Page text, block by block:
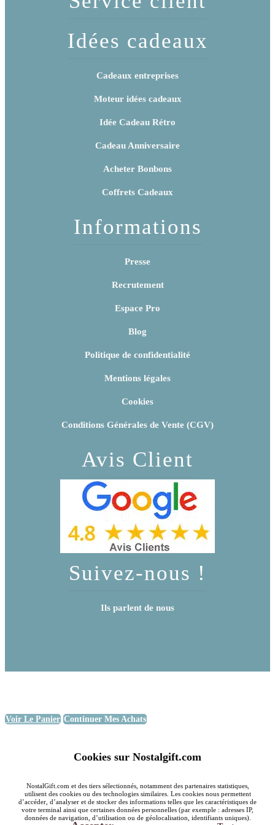
Idées cadeaux
Cadeaux entreprises
Moteur idées cadeaux
Idée Cadeau Rétro
Cadeau Anniversaire
Acheter Bonbons
Coffrets Cadeaux
Informations
Presse
Recrutement
Espace Pro
Blog
Politique de confidentialité
Mentions légales
Cookies
Conditions Générales de Vente (CGV)
Avis Client
Suivez-nous !
Ils parlent de nous
Voir Le Panier Continuer Mes Achats
Cookies sur Nostalgift.com
NostalGift.com et des tiers sélectionnés, notamment des partenaires statistiques,
utilisent des cookies ou des technologies similaires. Les cookies nous permettent
d’accéder, d’analyser et de stocker des informations telles que les caractéristiques de
votre terminal ainsi que certaines données personnelles (par exemple : adresses IP,
données de navigation, d’utilisation ou de géolocalisation, identifiants uniques).